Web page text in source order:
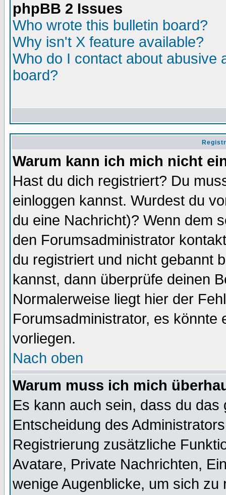
phpBB 2 Issues
Who wrote this bulletin board?
Why isn't X feature available?
Who do I contact about abusive
board?
Warum kann ich mich nicht
Hast du dich registriert? Du
einloggen kannst. Wurdest du
du eine Nachricht)? Wenn dem
den Forumsadministrator
du registriert und nicht gebannt
kannst, dann überprüfe deinen
Normalerweise liegt hier der
Forumsadministrator, es könnte
vorliegen.
Nach oben
Warum muss ich mich
Es kann auch sein, dass du
Entscheidung des
Registrierung zusätzliche
Avatare, Private Nachrichten,
wenige Augenblicke, um sich